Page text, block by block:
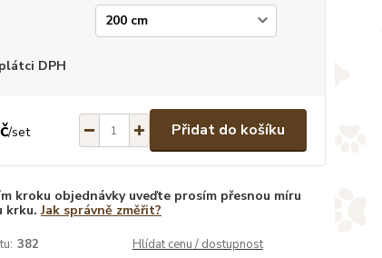
DPH
/set Přidat do košíku
kroku objednávky uveďte prosím přesnou míru
krku.Jak správně změřit?
382 Hlídat cenu / dostupnost